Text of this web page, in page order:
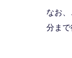
なお
分まで